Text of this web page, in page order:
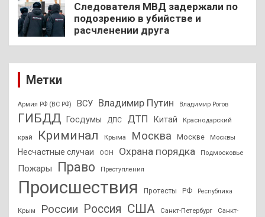
Следователя МВД задержали по
подозрению в убийстве и
расчленении друга
Метки
Армия РФ (ВС РФ) ВСУ Владимир Путин Владимир Рогов
ГИБДД Госдумы ДПС ДТП Китай Краснодарский
край Криминал Крыма Москва Москве Москвы
Несчастные случаи ООН Охрана порядка Подмосковье
Пожары Право Преступления
Происшествия Протесты РФ Республика
Крым России Россия США Санкт-Петербург
Санкт-